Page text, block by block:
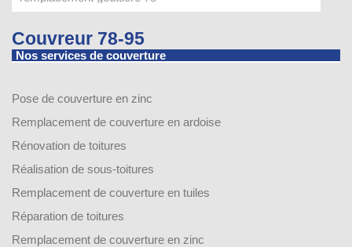
Couvreur 78-95
Nos services de couverture
Pose de couverture en zinc
Remplacement de couverture en ardoise
Rénovation de toitures
Réalisation de sous-toitures
Remplacement de couverture en tuiles
Réparation de toitures
Remplacement de couverture en zinc